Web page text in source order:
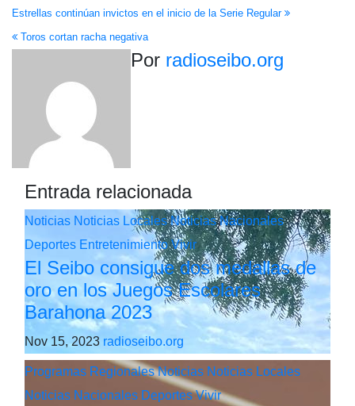
Navegación
de
entradas
Estrellas continúan invictos en el inicio de la Serie Regular
Toros cortan racha negativa
Por radioseibo.org
Entrada relacionada
Noticias Noticias LocalesNoticias Nacionales
Deportes EntretenimientoVivir
El Seibo consigue dos medallas de
oro en los Juegos Escolares
Barahona 2023
Nov 15, 2023 radioseibo.org
Programas RegionalesNoticias Noticias Locales
Noticias Nacionales DeportesVivir